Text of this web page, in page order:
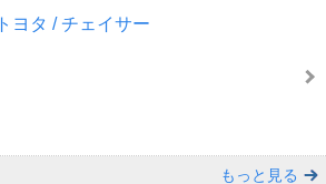
トヨタ / チェイサー
もっと見る